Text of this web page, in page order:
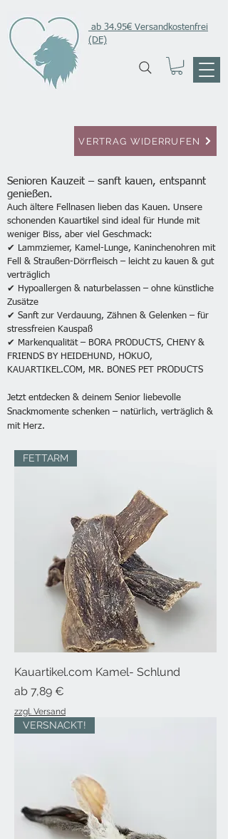
ab 34.95€ Versandkostenfrei
(DE)
VERTRAG WIDERRUFEN
Senioren Kauzeit – sanft kauen, entspannt
genießen.
Auch ältere Fellnasen lieben das Kauen. Unsere
schonenden Kauartikel sind ideal für Hunde mit
weniger Biss, aber viel Geschmack:
✔ Lammziemer, Kamel-Lunge, Kaninchenohren mit
Fell & Straußen-Dörrfleisch – leicht zu kauen & gut
verträglich
✔ Hypoallergen & naturbelassen – ohne künstliche
Zusätze
✔ Sanft zur Verdauung, Zähnen & Gelenken – für
stressfreien Kauspaß
✔ Markenqualität – BORA PRODUCTS, CHENY &
FRIENDS BY HEIDEHUND, HOKUO,
KAUARTIKEL.COM, MR. BONES PET PRODUCTS
Jetzt entdecken & deinem Senior liebevolle
Snackmomente schenken – natürlich, verträglich &
mit Herz.
FETTARM
Kauartikel.com Kamel- Schlund
ab 7,89 €
Sale-Preis
zzgl. Versand
VERSNACKT!